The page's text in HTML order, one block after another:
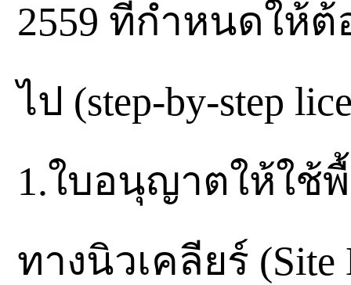
2559 ที่กำหนดให้
ไป (step-by-step
1.ใบอนุญาตให้ใช้
ทางนิวเคลียร์ (Site